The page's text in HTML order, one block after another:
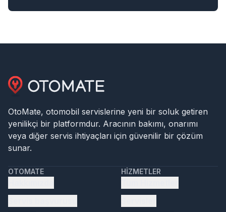
OtoMate, otomobil servislerine yeni bir soluk getiren
yenilikçi bir platformdur. Aracının bakımı, onarımı
veya diğer servis ihtiyaçları için güvenilir bir çözüm
sunar.
OTOMATE HIZMETLER